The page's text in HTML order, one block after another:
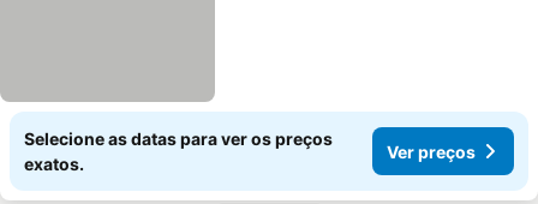
Selecione as datas para ver os preços
exatos.
Ver preços